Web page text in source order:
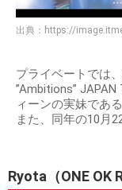
出典： https://
プライベートでは
”Ambitions”
ィーンの実妹であ
また、同年の10月
Ryota（ONE OK